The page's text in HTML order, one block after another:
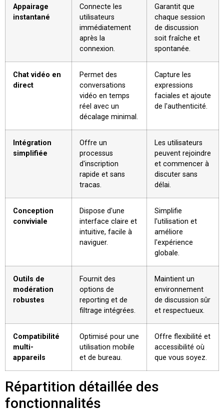
Appairage
instantané
Connecte les
utilisateurs
immédiatement
après la
connexion.
Garantit que
chaque session
de discussion
soit fraîche et
spontanée.
Chat vidéo en
direct
Permet des
conversations
vidéo en temps
réel avec un
décalage minimal.
Capture les
expressions
faciales et ajoute
de l'authenticité.
Intégration
simplifiée
Offre un
processus
d'inscription
rapide et sans
tracas.
Les utilisateurs
peuvent rejoindre
et commencer à
discuter sans
délai.
Conception
conviviale
Dispose d'une
interface claire et
intuitive, facile à
naviguer.
Simplifie
l'utilisation et
améliore
l'expérience
globale.
Outils de
modération
robustes
Fournit des
options de
reporting et de
filtrage intégrées.
Maintient un
environnement
de discussion sûr
et respectueux.
Compatibilité
multi-
appareils
Optimisé pour une
utilisation mobile
et de bureau.
Offre flexibilité et
accessibilité où
que vous soyez.
Répartition détaillée des
fonctionnalités